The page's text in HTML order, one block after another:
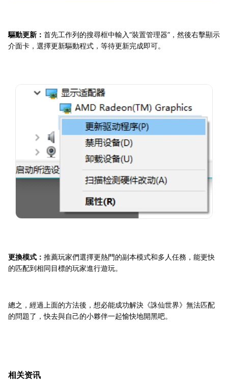
驅動更新： 首先工作列的搜尋框中輸入“裝置管理器”，然後右擊顯示
介面卡，選擇更新驅動程式，等待更新完成即可。
更換模式： 推薦玩家們選擇更熱門的副本模式和多人任務，能更快
的匹配到相同目標的玩家進行遊玩。
總之，經過上面的方法後，想必能成功解決《誅仙世界》無法匹配
的問題了，快去與自己的小夥伴一起愉快地開黑吧。
相关资讯